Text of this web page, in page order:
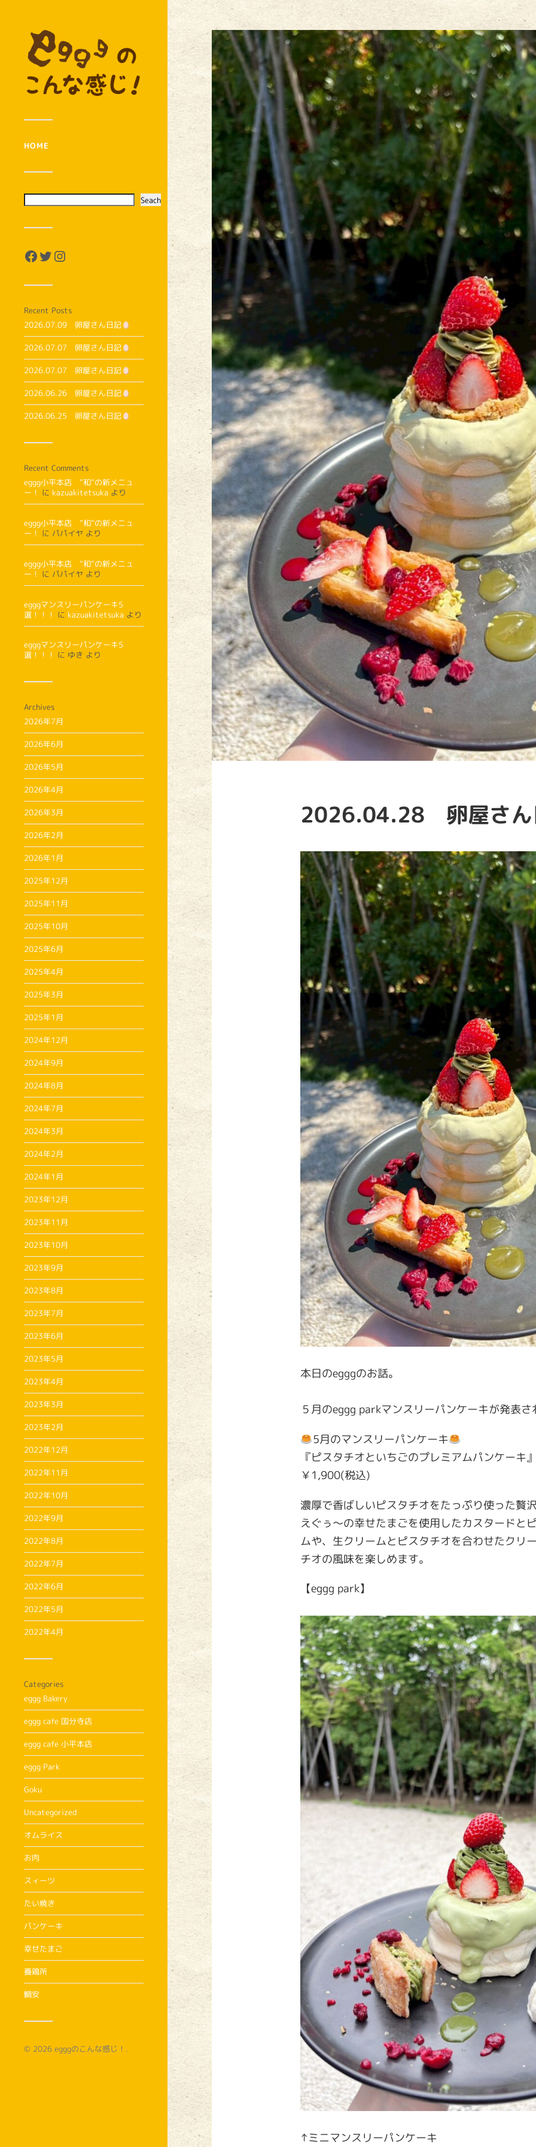
HOME
Seach
Recent Posts
2026.07.09 卵屋さん日記
2026.07.07 卵屋さん日記
2026.07.07 卵屋さん日記
2026.06.26 卵屋さん日記
2026.06.25 卵屋さん日記
Recent Comments
eggg小平本店 ”和”の新メニュ
ー！
に kazuakitetsuka より
eggg小平本店 ”和”の新メニュ
ー！
に パパイヤ より
eggg小平本店 ”和”の新メニュ
ー！
に パパイヤ より
egggマンスリーパンケーキ5
選！！！
に kazuakitetsuka より
egggマンスリーパンケーキ5
選！！！
に ゆき より
Archives
2026年7月
2026年6月
2026年5月
2026年4月
2026年3月
2026年2月
2026年1月
2025年12月
2025年11月
2025年10月
2025年6月
2025年4月
2025年3月
2025年1月
2024年12月
2024年9月
2024年8月
2024年7月
2024年3月
2024年2月
2024年1月
2023年12月
2023年11月
2023年10月
2023年9月
2023年8月
2023年7月
2023年6月
2023年5月
2023年4月
2023年3月
2023年2月
2022年12月
2022年11月
2022年10月
2022年9月
2022年8月
2022年7月
2022年6月
2022年5月
2022年4月
Categories
eggg Bakery
eggg cafe 国分寺店
eggg cafe 小平本店
eggg Park
Goku
Uncategorized
オムライス
お肉
スィーツ
たい焼き
パンケーキ
幸せたまご
養鶏所
鯛安
© 2026 egggのこんな感じ！ .
2026.04.28 卵屋さん
本日のegggのお話。
５月のeggg parkマンスリーパンケーキが発表さ
5月のマンスリーパンケーキ
『ピスタチオといちごのプレミアムパンケーキ
￥1,900(税込)
濃厚で香ばしいピスタチオをたっぷり使った贅
えぐぅ〜の幸せたまごを使用したカスタードと
ムや、生クリームとピスタチオを合わせたクリ
チオの風味を楽しめます。
【eggg park】
↑ミニマンスリーパンケーキ